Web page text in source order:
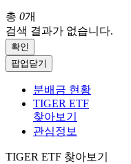
총 0개
검색 결과가 없습니다.
확인
팝업닫기
분배금 현황
TIGER ETF
찾아보기
관심정보
TIGER ETF 찾아보기